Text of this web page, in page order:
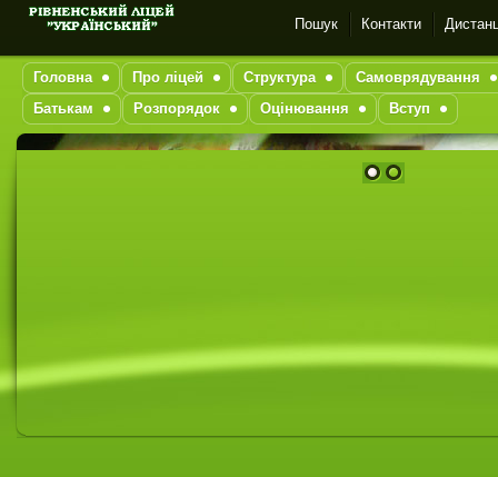
Пошук Контакти
Головна Про ліцей Структура
Самоврядування
Батькам
Розпорядок Оцінювання Вступ